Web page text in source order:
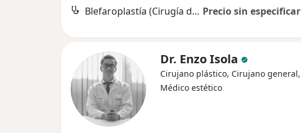
Blefaroplastía (Cirugía de los párpados) Precio sin especificar
Dr. Enzo Isola
Cirujano plástico, Cirujano general,
Médico estético